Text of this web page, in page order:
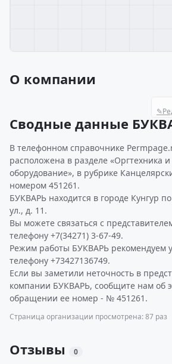
О компании
✎
Сводные данные
В телефонном справочнике
расположена в разделе «Оргтехника
оборудование», в рубрике
номером 451261.
БУКВАРЬ находится в городе Кунгур
ул., д. 11.
Вы можете связаться с
телефону +7(34271) 3-67-49.
Режим работы БУКВАРЬ рекомендуем
телефону +73427136749.
Если вы заметили неточность в
компании БУКВАРЬ, сообщите нам об
обращении ее номер - № 451261.
Страница организации просмотрена: 87 раз
Отзывы 0